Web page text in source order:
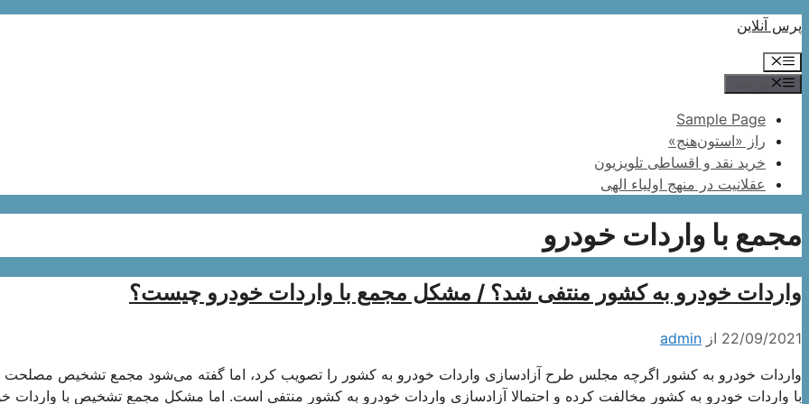
پرش
محتوا
پرس آنلاین
فهرست
Sample Page
راز «استون‌هنج»
خرید نقد و اقساطی تلویزیون
عقلانیت در منهج اولیاء الهی
مجمع با واردات خودرو
واردات خودرو به کشور منتفی شد؟ / مشکل مجمع با واردات خودرو چیست؟
22/09/2021 از admin
واردات خودرو به کشور اگرچه مجلس طرح آزادسازی واردات خودرو به کشور را تصویب کرد، اما گفته می‌شود مجمع تشخیص مصلحت
با واردات خودرو به کشور مخالفت کرده و احتمالا آزادسازی واردات خودرو به کشور منتفی است. اما مشکل مجمع تشخیص با واردات